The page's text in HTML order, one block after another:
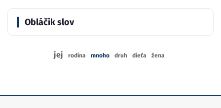
Obláčik slov
jej rodina mnoho druh dieťa žena